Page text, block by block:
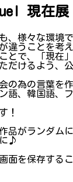
現在展
、様々な環境
違うことを考
とで、「現在
だけるよう、
の為の言葉を
語、韓国語、
！
品がランダムに
♪
を保存する